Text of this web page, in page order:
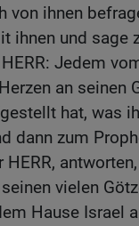
von ihnen
ihnen und sage
Jedem
an seinen
hat, was
dann zum
antworten,
vielen
Hause Israel